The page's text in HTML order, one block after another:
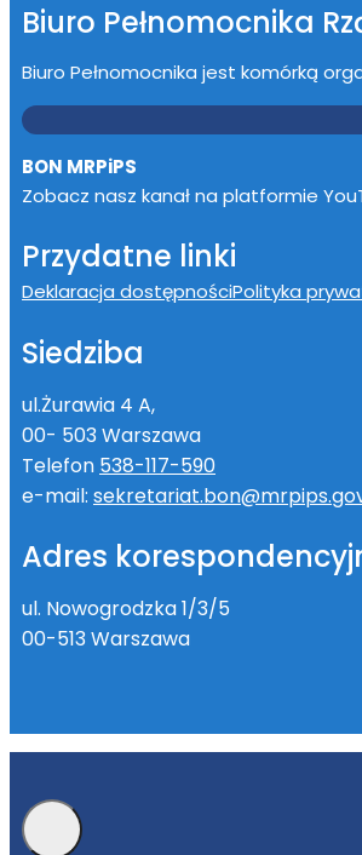
Biuro Pełnomocnika
Biuro Pełnomocnika jest komórką
BON MRPiPS
Zobacz nasz kanał na platformie
Przydatne linki
Deklaracja dostępnościPolityka
Siedziba
ul.Żurawia 4 A,
00- 503 Warszawa
Telefon 538-117-590
e-mail:
Adres
ul. Nowogrodzka 1/3/5
00-513 Warszawa